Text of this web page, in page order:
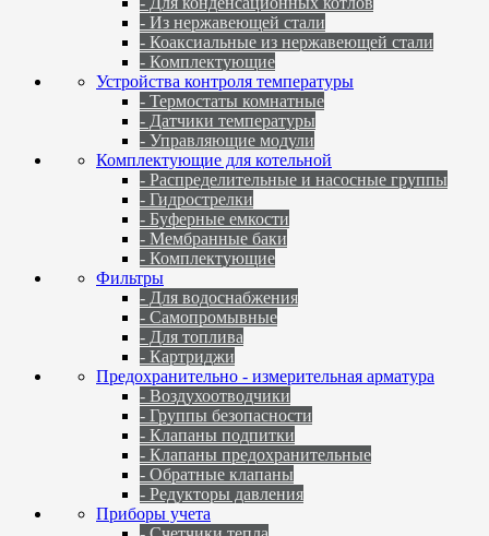
- Из нержавеющей стали
- Коаксиальные из нержавеющей стали
- Комплектующие
Устройства контроля температуры
- Термостаты комнатные
- Датчики температуры
- Управляющие модули
Комплектующие для котельной
- Распределительные и насосные группы
- Гидрострелки
- Буферные емкости
- Мембранные баки
- Комплектующие
Фильтры
- Для водоснабжения
- Самопромывные
- Для топлива
- Картриджи
Предохранительно - измерительная арматура
- Воздухоотводчики
- Группы безопасности
- Клапаны подпитки
- Клапаны предохранительные
- Обратные клапаны
- Редукторы давления
Приборы учета